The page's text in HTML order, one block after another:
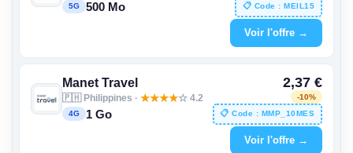
5G 500 Mo
📋 Code : MEIL15
Voir l'offre →
Manet Travel
🇵🇭 Philippines · ★★★★☆ 4.2
4G 1 Go
2,37 €
-10%
📋 Code : MMP_10MES
Voir l'offre →